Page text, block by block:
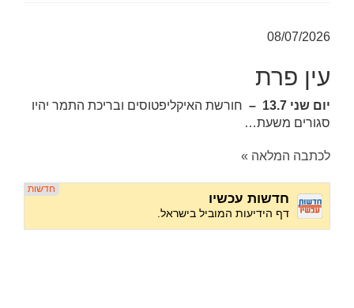
08/07/2026
עין פרת
יום שני 13.7 –
חורשת האיקליפטוסים ובריכת התמר יהיו
סגורים משעת…
לכתבה המלאה »